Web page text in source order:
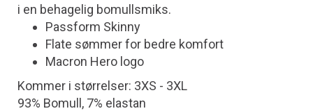
i en behagelig bomullsmiks.
Passform Skinny
Flate sømmer for bedre komfort
Macron Hero logo
Kommer i størrelser: 3XS - 3XL
93% Bomull, 7% elastan